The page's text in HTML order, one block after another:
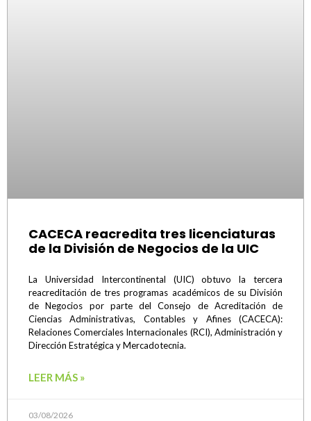
CACECA reacredita tres licenciaturas
de la División de Negocios de la UIC
La Universidad Intercontinental (UIC) obtuvo la tercera
reacreditación de tres programas académicos de su División
de Negocios por parte del Consejo de Acreditación de
Ciencias Administrativas, Contables y Afines (CACECA):
Relaciones Comerciales Internacionales (RCI), Administración y
Dirección Estratégica y Mercadotecnia.
LEER MÁS »
03/08/2026